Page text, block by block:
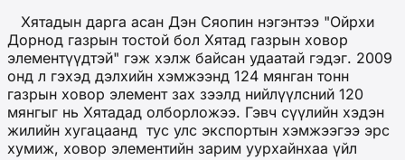
Хятадын дарга асан Дэн Сяопин нэгэнтээ "Ойрхи
Дорнод газрын тостой бол Хятад газрын ховор
элементүүдтэй" гэж хэлж байсан удаатай гэдэг. 2009
онд л гэхэд дэлхийн хэмжээнд 124 мянган тонн
газрын ховор элемент зах зээлд нийлүүлсний 120
мянгыг нь Хятадад олборложээ. Гэвч сүүлийн хэдэн
жилийн хугацаанд тус улс экспортын хэмжээгээ эрс
хумиж, ховор элементийн зарим уурхайнхаа үйл